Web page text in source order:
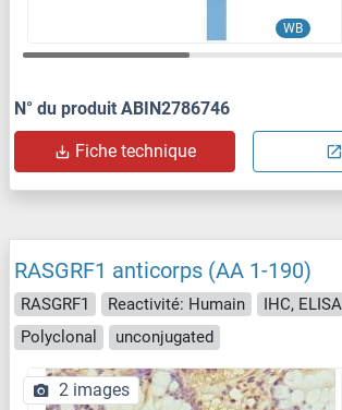
WB
N° du produit ABIN2786746
Fiche technique
RASGRF1 anticorps (AA 1-190)
RASGRF1 Reactivité: Humain IHC, ELISA
Polyclonal
unconjugated
2 images